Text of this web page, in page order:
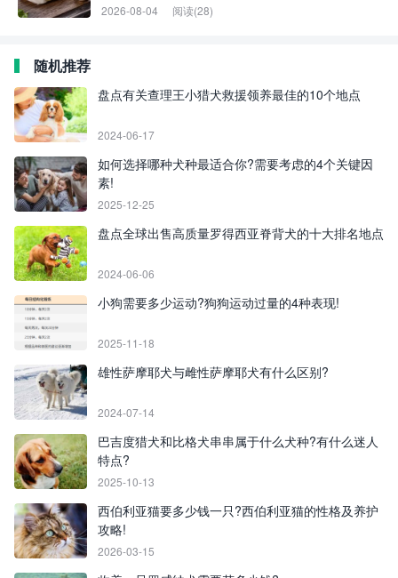
2026-08-04 阅读(28)
随机推荐
盘点有关查理王小猎犬救援领养最佳的10个地点
2024-06-17
如何选择哪种犬种最适合你?需要考虑的4个关键因
素!
2025-12-25
盘点全球出售高质量罗得西亚脊背犬的十大排名地点
2024-06-06
小狗需要多少运动?狗狗运动过量的4种表现!
2025-11-18
雄性萨摩耶犬与雌性萨摩耶犬有什么区别?
2024-07-14
巴吉度猎犬和比格犬串串属于什么犬种?有什么迷人
特点?
2025-10-13
西伯利亚猫要多少钱一只?西伯利亚猫的性格及养护
攻略!
2026-03-15